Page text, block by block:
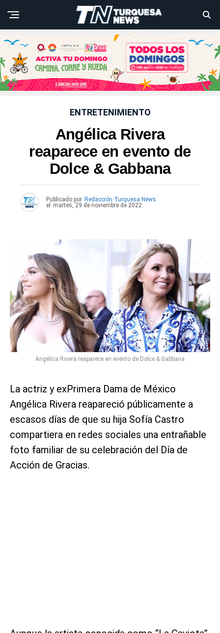
ENTRETENIMIENTO
Angélica Rivera
reaparece en evento de
Dolce & Gabbana
Publicado por Redacción Turquesa News
el
martes, 29 de noviembre de 2022
Angélica Rivera reaparece en evento de Dolce & Gabbana
La actriz y exPrimera Dama de México
Angélica Rivera reapareció públicamente a
escasos días de que su hija Sofía Castro
compartiera en redes sociales una entrañable
foto familiar de su celebración del Día de
Acción de Gracias.